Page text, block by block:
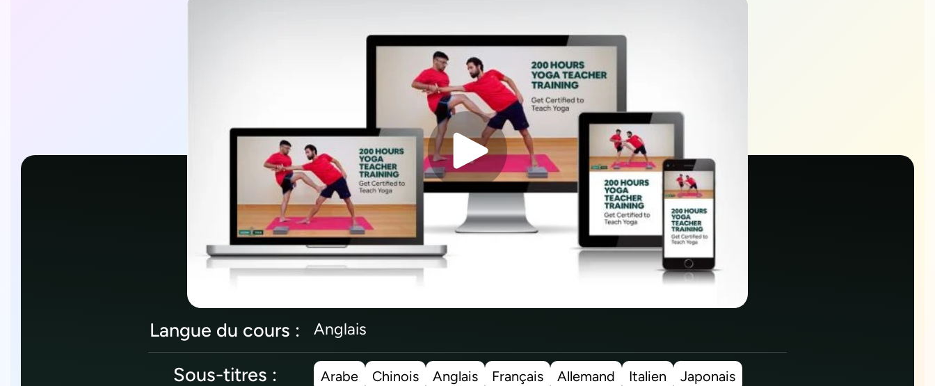
Langue du cours : Anglais
Sous-titres : Arabe Chinois Anglais Français Allemand Italien
Japonais